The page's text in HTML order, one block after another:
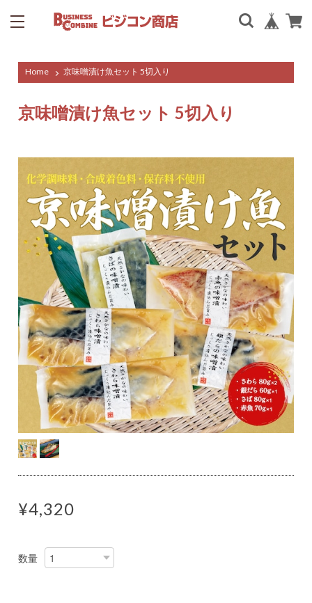
Home 京味噌漬け魚セット 5切入り
京味噌漬け魚セット 5切入り
¥4,320
数量